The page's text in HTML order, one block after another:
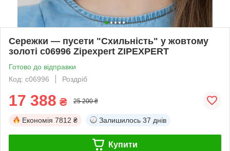
Сережки — пусети "Схильність" у жовтому
золоті с06996 Zipexpert ZIPEXPERT
Готово до відправки
Код: с06996
Роздріб
17 388 ₴ 25 200 ₴
Економія 7812 ₴ Залишилось 37 днів
Купити